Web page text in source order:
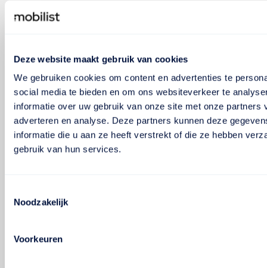
Deze website maakt gebruik van cookies
We gebruiken cookies om content en advertenties te
social media te bieden en om ons websiteverkeer te
informatie over uw gebruik van onze site met onze partners
adverteren en analyse. Deze partners kunnen deze
informatie die u aan ze heeft verstrekt of die ze hebben
gebruik van hun services.
Noodzakelijk
Voorkeuren